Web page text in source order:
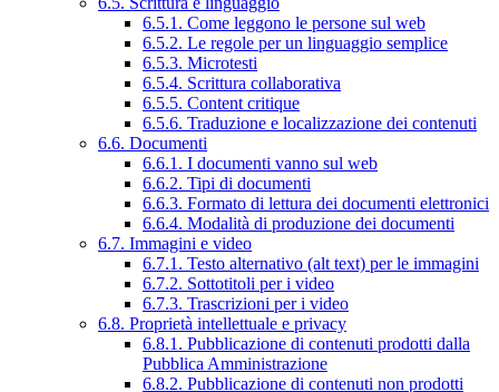
6.5.1. Come leggono le persone sul web
6.5.2. Le regole per un linguaggio semplice
6.5.3. Microtesti
6.5.4. Scrittura collaborativa
6.5.5. Content critique
6.5.6. Traduzione e localizzazione dei contenuti
6.6. Documenti
6.6.1. I documenti vanno sul web
6.6.2. Tipi di documenti
6.6.3. Formato di lettura dei documenti elettronici
6.6.4. Modalità di produzione dei documenti
6.7. Immagini e video
6.7.1. Testo alternativo (alt text) per le immagini
6.7.2. Sottotitoli per i video
6.7.3. Trascrizioni per i video
6.8. Proprietà intellettuale e privacy
6.8.1. Pubblicazione di contenuti prodotti dalla
Pubblica Amministrazione
6.8.2. Pubblicazione di contenuti non prodotti